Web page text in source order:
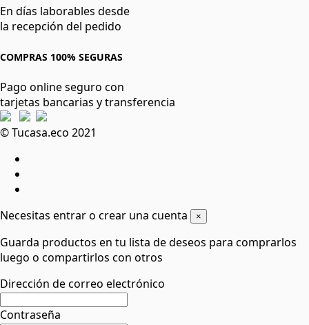
En días laborables desde
la recepción del pedido
COMPRAS 100% SEGURAS
Pago online seguro con
tarjetas bancarias y transferencia
© Tucasa.eco 2021
Necesitas entrar o crear una cuenta ×
Guarda productos en tu lista de deseos para comprarlos
luego o compartirlos con otros
Dirección de correo electrónico
Contraseña